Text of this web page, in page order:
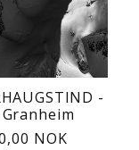
-
NOK